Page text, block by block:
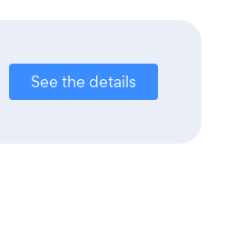
See the details